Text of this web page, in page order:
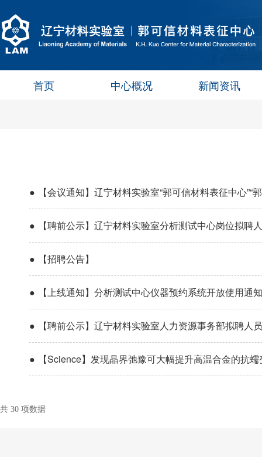
首页 中心概况 新闻资讯
● 【会议通知】辽宁材料实验室“郭可信材料表征中心
● 【聘前公示】辽宁材料实验室分析测试中心岗位拟聘
● 【招聘公告】
● 【上线通知】分析测试中心仪器预约系统开放使用通知
● 【聘前公示】辽宁材料实验室人力资源事务部拟聘人
● 【Science】发现晶界弛豫可大幅提升高温合金的抗
共 30 项数据